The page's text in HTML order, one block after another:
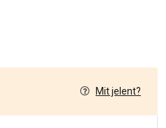
Mit jelent?